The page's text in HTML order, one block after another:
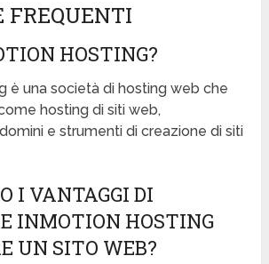
FREQUENTI
HOSTING?
è una società di hosting web che
hosting di siti web,
e strumenti di creazione di siti
I VANTAGGI DI
INMOTION HOSTING
UN SITO WEB?